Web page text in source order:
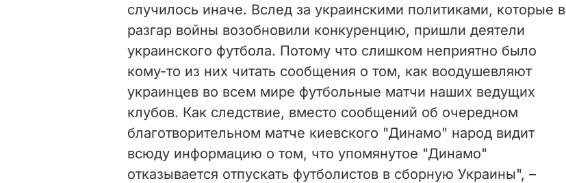
случилось иначе. Вслед за украинскими политиками, которые в
разгар войны возобновили конкуренцию, пришли деятели
украинского футбола. Потому что слишком неприятно было
кому-то из них читать сообщения о том, как воодушевляют
украинцев во всем мире футбольные матчи наших ведущих
клубов. Как следствие, вместо сообщений об очередном
благотворительном матче киевского "Динамо" народ видит
всюду информацию о том, что упомянутое "Динамо"
отказывается отпускать футболистов в сборную Украины", –